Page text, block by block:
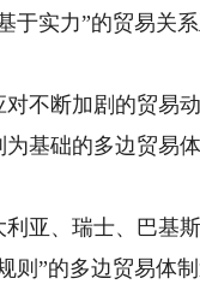
于实力”的贸易关
断加剧的贸易动
基础的多边贸易
、瑞士、巴基斯
则”的多边贸易体